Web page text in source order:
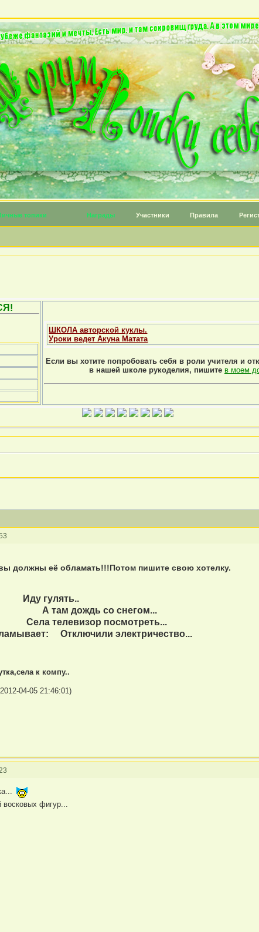
топики Награды Участники Правила
ШКОЛА авторской куклы.
Уроки ведет Акуна Матата
Если вы хотите попробовать себя в роли учителя и
в нашей школе рукоделия, пишите в моем
должны её обламать!!!Потом пишите свою хотелку.
гулять..
А там дождь со снегом...
телевизор посмотреть...
Отключили электричество...
к компу..
04-05 21:46:01)
фигур...